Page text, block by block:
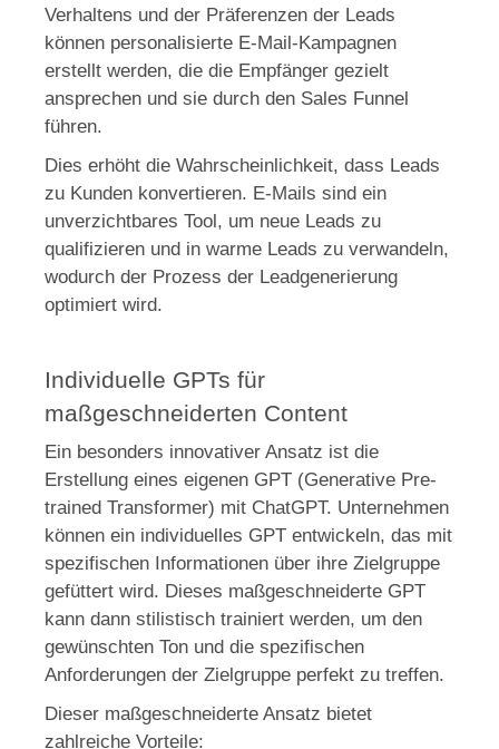
Verhaltens und der Präferenzen der Leads
können personalisierte E-Mail-Kampagnen
erstellt werden, die die Empfänger gezielt
ansprechen und sie durch den Sales Funnel
führen.
Dies erhöht die Wahrscheinlichkeit, dass Leads
zu Kunden konvertieren. E-Mails sind ein
unverzichtbares Tool, um neue Leads zu
qualifizieren und in warme Leads zu verwandeln,
wodurch der Prozess der Leadgenerierung
optimiert wird.
Individuelle GPTs für
maßgeschneiderten Content
Ein besonders innovativer Ansatz ist die
Erstellung eines eigenen GPT (Generative Pre-
trained Transformer) mit ChatGPT. Unternehmen
können ein individuelles GPT entwickeln, das mit
spezifischen Informationen über ihre Zielgruppe
gefüttert wird. Dieses maßgeschneiderte GPT
kann dann stilistisch trainiert werden, um den
gewünschten Ton und die spezifischen
Anforderungen der Zielgruppe perfekt zu treffen.
Dieser maßgeschneiderte Ansatz bietet
zahlreiche Vorteile: